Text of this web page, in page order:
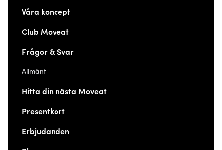
Våra koncept
Club Moveat
Frågor & Svar
Allmänt
Hitta din nästa Moveat
Presentkort
Erbjudanden